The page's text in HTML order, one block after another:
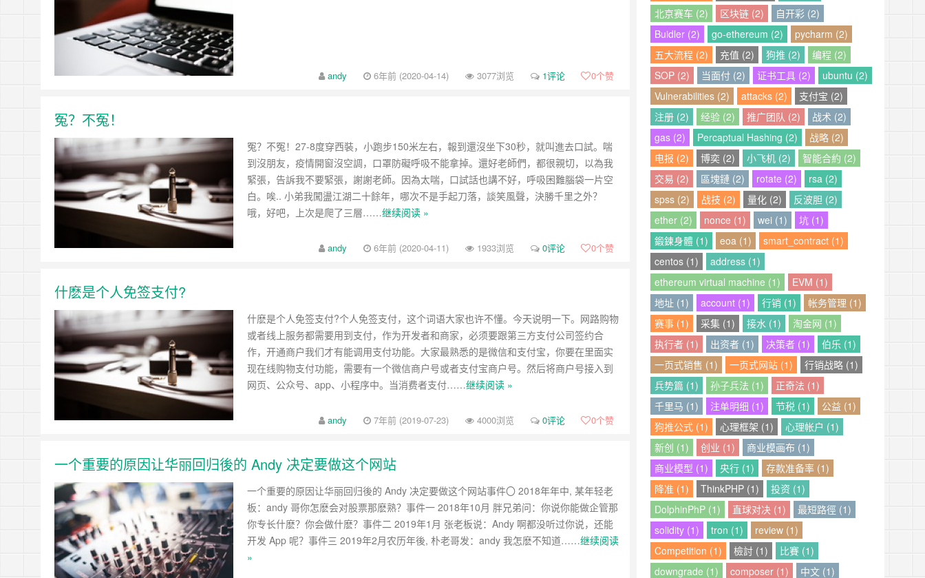
andy 6年前 (2020-04-14) 3077浏览 1评论 0个赞
冤？不冤！
冤？不冤！27-8度穿西裝，小跑步150米左右，報到還沒坐下30秒，就叫進去口試。喘
到沒朋友，疫情開窗沒空調，口罩防礙呼吸不能拿掉。還好老師們，都很親切，以為我
緊張，告訴我不要緊張，謝謝老師。因為太喘，口試話也講不好，呼吸困難腦袋一片空
白。唉.. 小弟我闖盪江湖二十餘年，哪次不是手起刀落，談笑風聲，決勝千里之外？
哦，好吧，上次是爬了三層……继续阅读 »
andy 6年前 (2020-04-11) 1933浏览 0评论 0个赞
什麽是个人免签支付?
什麽是个人免签支付?个人免签支付，这个词语大家也许不懂。今天说明一下。网路购物
或者线上服务都需要用到支付，作为开发者和商家，必须要跟第三方支付公司签约合
作，开通商户我们才有能调用支付功能。大家最熟悉的是微信和支付宝，你要在里面实
现在线购物支付功能，需要有一个微信商户号或者支付宝商户号。然后将商户号接入到
网页、公众号、app、小程序中。当消费者支付……继续阅读 »
andy 7年前 (2019-07-23) 4000浏览 0评论 0个赞
一个重要的原因让华丽回归後的 Andy 决定要做这个网站
一个重要的原因让华丽回归後的 Andy 决定要做这个网站事件〇 2018年年中, 某年轻老
板：andy 哥你怎麽会对股票那麽熟？事件一 2018年10月 胖兄弟问：你说你能做企管那
你专长什麽？你会做什麽？事件二 2019年1月 张老板说：Andy 啊都没听过你说，还能
开发 App 呢？事件三 2019年2月农历年後, 朴老哥发：andy 我怎麽不知道……继续阅读
»
北京赛车 (2)
区块链 (2)
自开彩 (2)
Buidler (2)
go-ethereum (2)
pycharm (2)
五大流程 (2)
充值 (2) 狗推 (2)
编程 (2)
SOP (2)
当面付 (2) 证书工具 (2)
ubuntu (2)
Vulnerabilities (2)
attacks (2)
支付宝 (2)
注册 (2)
经验 (2) 推广团队 (2)
战术 (2)
gas (2)
Percaptual Hashing (2)
战略 (2)
电报 (2)
博奕 (2) 小飞机 (2)
智能合約 (2)
交易 (2)
區塊鏈 (2) rotate (2)
rsa (2)
spss (2)
战技 (2) 量化 (2)
反波胆 (2)
ether (2)
nonce (1) wei (1)
坑 (1)
鍛鍊身體 (1)
eoa (1)
smart_contract (1)
centos (1)
address (1)
ethereum virtual machine (1)
EVM (1)
地址 (1)
account (1) 行销 (1)
帐务管理 (1)
赛事 (1)
采集 (1) 接水 (1)
淘金网 (1)
执行者 (1)
出资者 (1) 决策者 (1)
伯乐 (1)
一页式销售 (1)
一页式网站 (1)
行销战略 (1)
兵势篇 (1)
孙子兵法 (1)
正奇法 (1)
千里马 (1)
注单明细 (1) 节税 (1)
公益 (1)
狗推公式 (1)
心理框架 (1)
心理帐户 (1)
新创 (1)
创业 (1)
商业模画布 (1)
商业模型 (1)
央行 (1)
存款准备率 (1)
降准 (1)
ThinkPHP (1)
投资 (1)
DolphinPhP (1)
直球对决 (1)
最短路徑 (1)
solidity (1)
tron (1)
review (1)
Competition (1)
檢討 (1)
比賽 (1)
downgrade (1)
composer (1) 中文 (1)